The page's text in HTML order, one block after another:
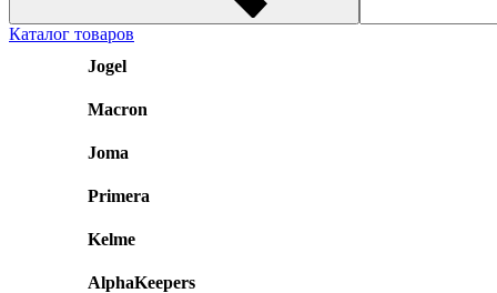
Каталог товаров
Jogel
Macron
Joma
Primera
Kelme
AlphaKeepers